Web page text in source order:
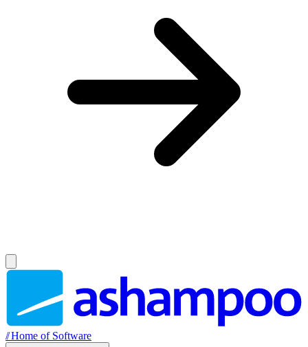
//Home of Software